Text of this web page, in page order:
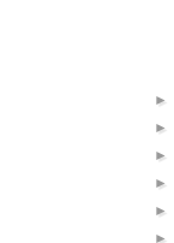
►
►
►
►
►
►